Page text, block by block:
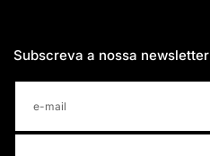
Subscreva a nossa newsletter